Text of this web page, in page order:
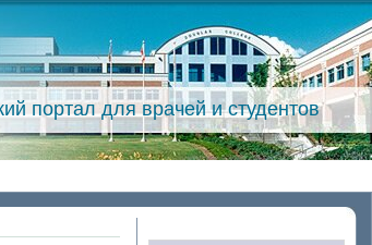
портал для врачей и студентов